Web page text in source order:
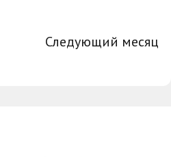
Следующий месяц